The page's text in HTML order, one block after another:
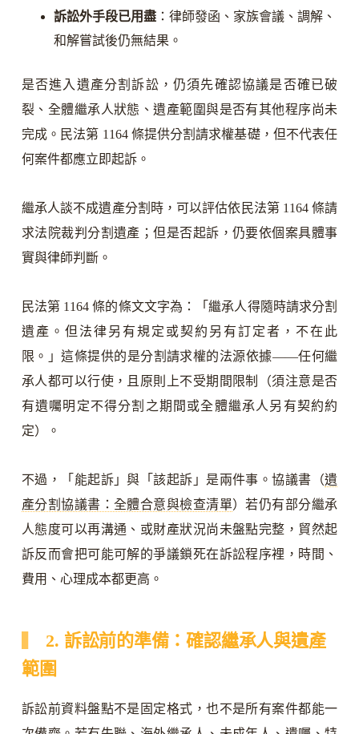
訴訟外手段已用盡：律師發函、家族會議、調解、
和解嘗試後仍無結果。
是否進入遺產分割訴訟，仍須先確認協議是否確已破
裂、全體繼承人狀態、遺產範圍與是否有其他程序尚未
完成。民法第 1164 條提供分割請求權基礎，但不代表任
何案件都應立即起訴。
繼承人談不成遺產分割時，可以評估依民法第 1164 條請
求法院裁判分割遺產；但是否起訴，仍要依個案具體事
實與律師判斷。
民法第 1164 條的條文文字為：「繼承人得隨時請求分割
遺產。但法律另有規定或契約另有訂定者，不在此
限。」這條提供的是分割請求權的法源依據——任何繼
承人都可以行使，且原則上不受期間限制（須注意是否
有遺囑明定不得分割之期間或全體繼承人另有契約約
定）。
不過，「能起訴」與「該起訴」是兩件事。協議書（遺
產分割協議書：全體合意與檢查清單）若仍有部分繼承
人態度可以再溝通、或財產狀況尚未盤點完整，貿然起
訴反而會把可能可解的爭議鎖死在訴訟程序裡，時間、
費用、心理成本都更高。
2. 訴訟前的準備：確認繼承人與遺產
範圍
訴訟前資料盤點不是固定格式，也不是所有案件都能一